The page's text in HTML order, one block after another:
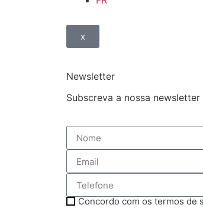
x
Newsletter
Subscreva a nossa
Concordo com os termos de